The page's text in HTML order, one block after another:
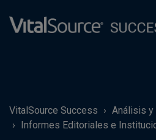
VitalSource Success
Análisis
Informes Editoriales e